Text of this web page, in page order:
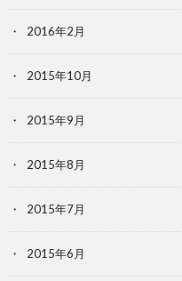
2016年2月
2015年10月
2015年9月
2015年8月
2015年7月
2015年6月